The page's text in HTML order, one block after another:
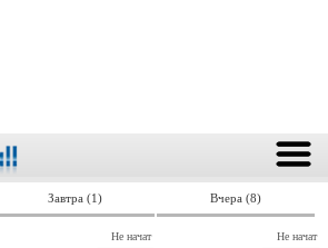
Завтра (1) Вчера (8)
Не начат Не начат